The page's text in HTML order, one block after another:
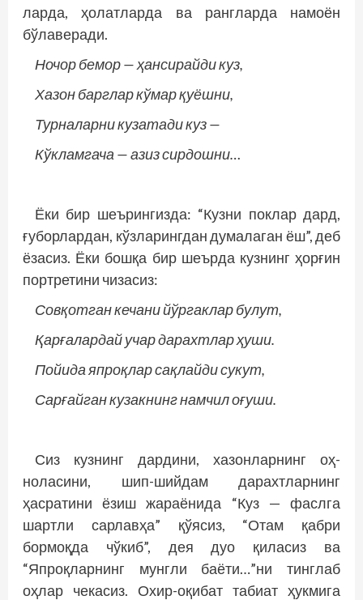
ларда, ҳолатларда ва рангларда намоён
бўлаверади.
Ночор бемор — ҳансирайди куз,
Хазон барглар кўмар қуёшни,
Турналарни кузатади куз —
Кўкламгача — азиз сирдошни…
Ёки бир шеърингизда: “Кузни пок­лар дард,
ғуборлардан, кўзларингдан думалаган ёш”, деб
ёзасиз. Ёки бош­қа бир шеърда кузнинг ҳорғин
портретини чизасиз:
Совқотган кечани йўргаклар булут,
Қарғалардай учар дарахтлар ҳуши.
Пойида япроқлар сақлайди сукут,
Сарғайган кузакнинг намчил оғуши.
Сиз кузнинг дардини, хазонларнинг оҳ-
ноласини, шип-шийдам дарахтларнинг
ҳасратини ёзиш жараёнида “Куз — фаслга
шартли сарлавҳа” қўясиз, “Отам қабри
бормоқда чўкиб”, дея дуо қиласиз ва
“Япроқларнинг мунгли баёти…”ни тинглаб
оҳлар чекасиз. Охир-оқибат табиат ҳукмига